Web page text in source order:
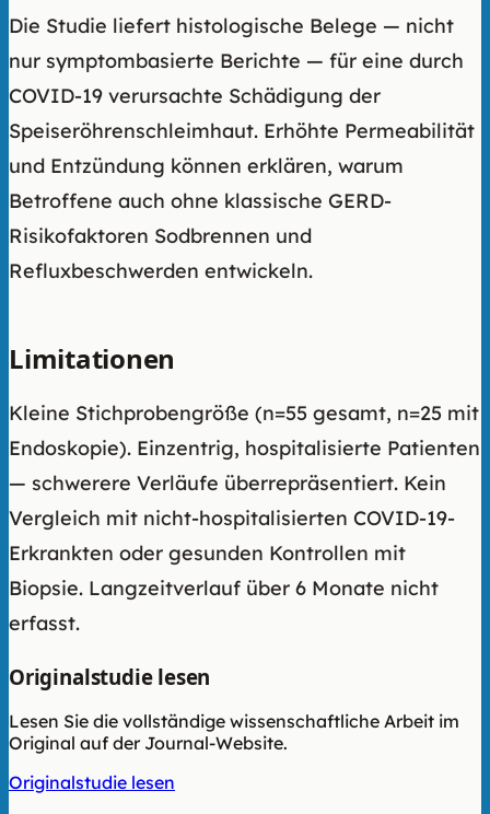
Die Studie liefert histologische Belege — nicht
nur symptombasierte Berichte — für eine durch
COVID-19 verursachte Schädigung der
Speiseröhrenschleimhaut. Erhöhte Permeabilität
und Entzündung können erklären, warum
Betroffene auch ohne klassische GERD-
Risikofaktoren Sodbrennen und
Refluxbeschwerden entwickeln.
Limitationen
Kleine Stichprobengröße (n=55 gesamt, n=25 mit
Endoskopie). Einzentrig, hospitalisierte Patienten
— schwerere Verläufe überrepräsentiert. Kein
Vergleich mit nicht-hospitalisierten COVID-19-
Erkrankten oder gesunden Kontrollen mit
Biopsie. Langzeitverlauf über 6 Monate nicht
erfasst.
Originalstudie lesen
Lesen Sie die vollständige wissenschaftliche Arbeit im
Original auf der Journal-Website.
Originalstudie lesen